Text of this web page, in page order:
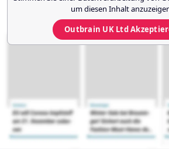
um diesen Inhalt
Outbrain UK Ltd